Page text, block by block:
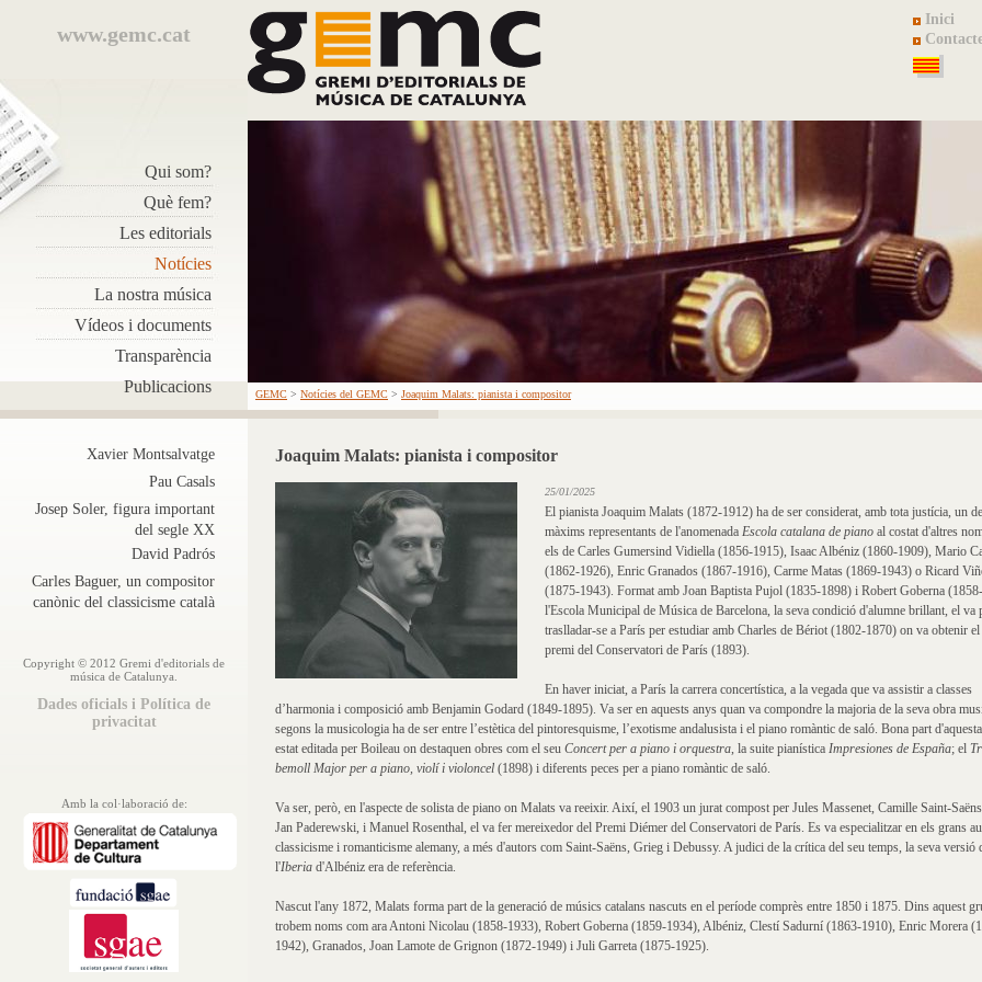
www.gemc.cat
Qui som?
Què fem?
Les editorials
Notícies
La nostra música
Vídeos i documents
Transparència
Publicacions
Inici
GEMC > Notícies del GEMC > Joaquim Malats: pianista i compositor
Xavier Montsalvatge
Pau Casals
Josep Soler, figura important
del segle XX
David Padrós
Carles Baguer, un compositor
canònic del classicisme català
Copyright © 2012 Gremi d'editorials de
música de Catalunya.
Dades oficials i Política de
privacitat
Amb la col·laboració de:
Joaquim Malats: pianista i compositor
25/01/2025
El pianista Joaquim Malats (1872-1912) ha de ser considerat, amb tota justícia, un
màxims representants de l'anomenada Escola catalana de piano al costat d'altres
els de Carles Gumersind Vidiella (1856-1915), Isaac Albéniz (1860-1909), Mario
(1862-1926), Enric Granados (1867-1916), Carme Matas (1869-1943) o Ricard
(1875-1943). Format amb Joan Baptista Pujol (1835-1898) i Robert Goberna
l'Escola Municipal de Música de Barcelona, la seva condició d'alumne brillant, el va
traslladar-se a París per estudiar amb Charles de Bériot (1802-1870) on va obtenir
premi del Conservatori de París (1893).
En haver iniciat, a París la carrera concertística, a la vegada que va assistir a classes
d’harmonia i composició amb Benjamin Godard (1849-1895). Va ser en aquests anys quan va compondre la majoria de la seva obra
segons la musicologia ha de ser entre l’estètica del pintoresquisme, l’exotisme andalusista i el piano romàntic de saló. Bona part
estat editada per Boileau on destaquen obres com el seu Concert per a piano i orquestra, la suite pianística Impresiones de España; el
bemoll Major per a piano, violí i violoncel (1898) i diferents peces per a piano romàntic de saló.
Va ser, però, en l'aspecte de solista de piano on Malats va reeixir. Així, el 1903 un jurat compost per Jules Massenet, Camille Saint-
Jan Paderewski, i Manuel Rosenthal, el va fer mereixedor del Premi Diémer del Conservatori de París. Es va especialitzar en els grans
classicisme i romanticisme alemany, a més d'autors com Saint-Saëns, Grieg i Debussy. A judici de la crítica del seu temps, la seva versió
l'Iberia d'Albéniz era de referència.
Nascut l'any 1872, Malats forma part de la generació de músics catalans nascuts en el període comprès entre 1850 i 1875. Dins aquest
trobem noms com ara Antoni Nicolau (1858-1933), Robert Goberna (1859-1934), Albéniz, Clestí Sadurní (1863-1910), Enric Morera
1942), Granados, Joan Lamote de Grignon (1872-1949) i Juli Garreta (1875-1925).